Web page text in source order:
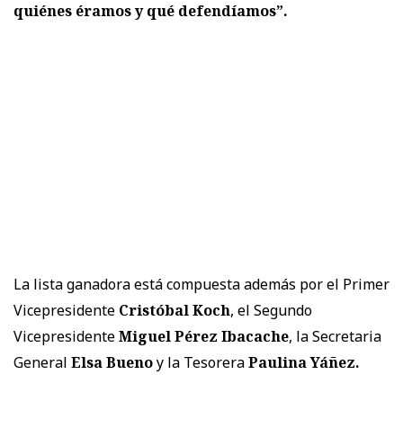
quiénes éramos y qué defendíamos”.
La lista ganadora está compuesta además por el Primer
Vicepresidente Cristóbal Koch, el Segundo
VicepresidenteMiguel Pérez Ibacache, la Secretaria
General Elsa Buenoy la TesoreraPaulina Yáñez.